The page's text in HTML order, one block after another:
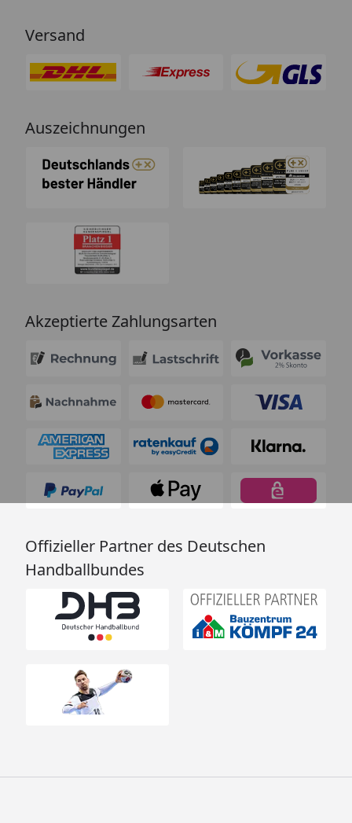
Versand
Auszeichnungen
Akzeptierte Zahlungsarten
Offizieller Partner des Deutschen
Handballbundes